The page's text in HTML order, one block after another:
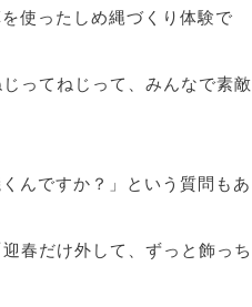
使ったしめ縄づくり体験で
ってねじって、みんなで素敵
んですか？」という質問もあ
春だけ外して、ずっと飾っち